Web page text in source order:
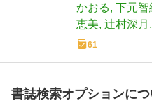
かおる 下元智
恵美 辻村深月
61
書誌検索オプションに